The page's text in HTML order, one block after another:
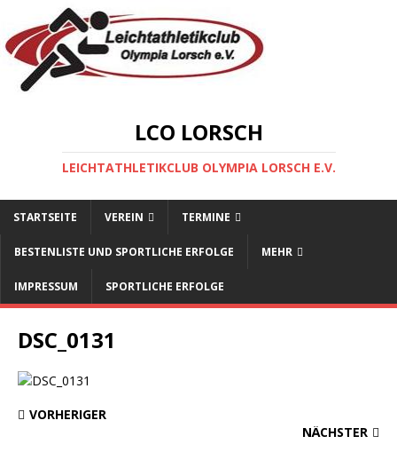
LCO LORSCH
LEICHTATHLETIKCLUB OLYMPIA LORSCH E.V.
STARTSEITE VEREIN TERMINE
BESTENLISTE UND SPORTLICHE ERFOLGE MEHR
IMPRESSUM SPORTLICHE ERFOLGE
DSC_0131
VORHERIGER
NÄCHSTER